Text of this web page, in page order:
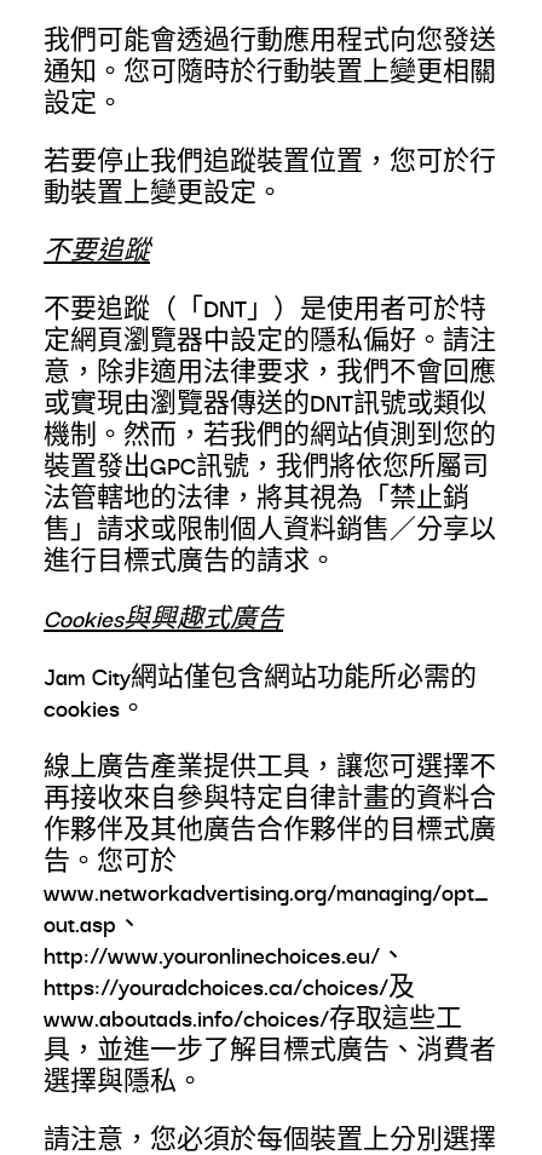
我們可能會透過行動應用程式向您發送
通知。您可隨時於行動裝置上變更相關
設定。
若要停止我們追蹤裝置位置，您可於行
動裝置上變更設定。
不要追蹤
不要追蹤（「DNT」）是使用者可於特
定網頁瀏覽器中設定的隱私偏好。請注
意，除非適用法律要求，我們不會回應
或實現由瀏覽器傳送的DNT訊號或類似
機制。然而，若我們的網站偵測到您的
裝置發出GPC訊號，我們將依您所屬司
法管轄地的法律，將其視為「禁止銷
售」請求或限制個人資料銷售／分享以
進行目標式廣告的請求。
Cookies與興趣式廣告
Jam City網站僅包含網站功能所必需的
cookies。
線上廣告產業提供工具，讓您可選擇不
再接收來自參與特定自律計畫的資料合
作夥伴及其他廣告合作夥伴的目標式廣
告。您可於
www.networkadvertising.org/managing/opt_
out.asp、
http://www.youronlinechoices.eu/、
https://youradchoices.ca/choices/及
www.aboutads.info/choices/存取這些工
具，並進一步了解目標式廣告、消費者
選擇與隱私。
請注意，您必須於每個裝置上分別選擇